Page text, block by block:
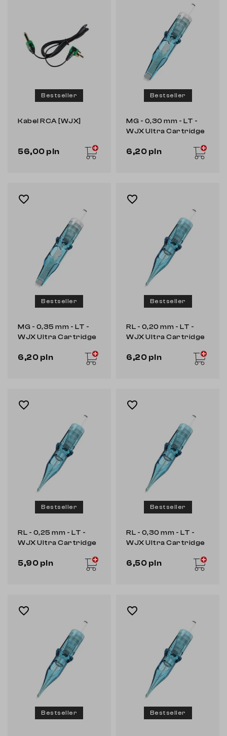
Bestseller
Kabel RCA [WJX]
56,00 pln
Bestseller
MG - 0,30 mm - LT -
WJX Ultra Cartridge
6,20 pln
Bestseller
favorite_border
MG - 0,35 mm - LT -
WJX Ultra Cartridge
6,20 pln
Bestseller
favorite_border
RL - 0,20 mm - LT -
WJX Ultra Cartridge
6,20 pln
Bestseller
favorite_border
RL - 0,25 mm - LT -
WJX Ultra Cartridge
5,90 pln
Bestseller
favorite_border
RL - 0,30 mm - LT -
WJX Ultra Cartridge
6,50 pln
Bestseller
favorite_border
Bestseller
favorite_border